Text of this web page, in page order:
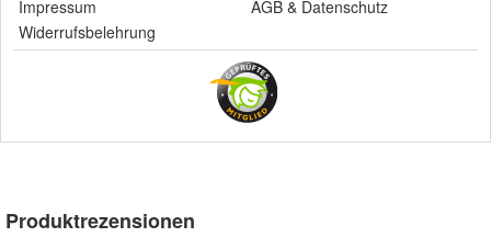
Impressum
AGB & Datenschutz
Widerrufsbelehrung
Produktrezensionen